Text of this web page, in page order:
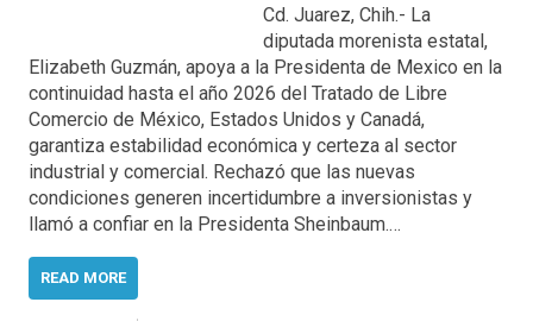
Cd. Juarez, Chih.- La
diputada morenista estatal,
Elizabeth Guzmán, apoya a la Presidenta de Mexico en la
continuidad hasta el año 2026 del Tratado de Libre
Comercio de México, Estados Unidos y Canadá,
garantiza estabilidad económica y certeza al sector
industrial y comercial. Rechazó que las nuevas
condiciones generen incertidumbre a inversionistas y
llamó a confiar en la Presidenta Sheinbaum.…
READ MORE